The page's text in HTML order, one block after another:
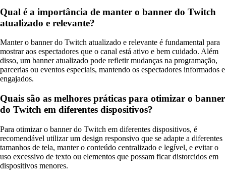
Qual é a importância de manter o banner do Twitch
atualizado e relevante?
Manter o banner do Twitch atualizado e relevante é fundamental para
mostrar aos espectadores que o canal está ativo e bem cuidado. Além
disso, um banner atualizado pode refletir mudanças na programação,
parcerias ou eventos especiais, mantendo os espectadores informados e
engajados.
Quais são as melhores práticas para otimizar o banner
do Twitch em diferentes dispositivos?
Para otimizar o banner do Twitch em diferentes dispositivos, é
recomendável utilizar um design responsivo que se adapte a diferentes
tamanhos de tela, manter o conteúdo centralizado e legível, e evitar o
uso excessivo de texto ou elementos que possam ficar distorcidos em
dispositivos menores.